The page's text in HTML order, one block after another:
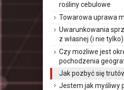
rośliny cebulowe
Towarowa uprawa
Uwarunkowania
z własnej (i nie
Czy możliwe jest
pochodzenia
Jak pozbyć się
Jestem jak myśliwy